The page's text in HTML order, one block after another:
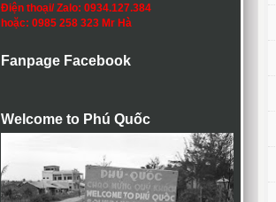
Điện thoại/ Zalo: 0934.127.384
hoặc: 0985 258 323 Mr Hà
Fanpage Facebook
Welcome to Phú Quốc